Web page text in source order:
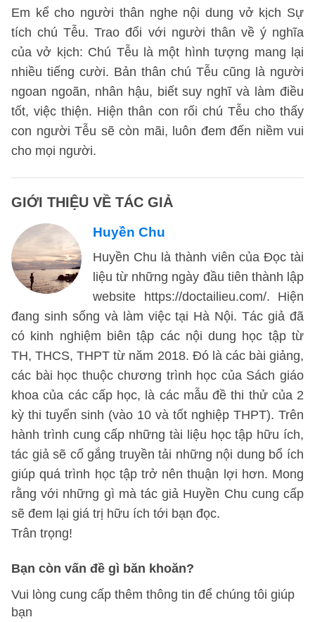
Em kể cho người thân nghe nội dung vở kịch Sự
tích chú Tễu. Trao đổi với người thân về ý nghĩa
của vở kịch: Chú Tễu là một hình tượng mang lại
nhiều tiếng cười. Bản thân chú Tễu cũng là người
ngoan ngoãn, nhân hậu, biết suy nghĩ và làm điều
tốt, việc thiện. Hiện thân con rối chú Tễu cho thấy
con người Tễu sẽ còn mãi, luôn đem đến niềm vui
cho mọi người.
GIỚI THIỆU VỀ TÁC GIẢ
Huyền Chu
Huyền Chu là thành viên của Đọc tài
liệu từ những ngày đầu tiên thành lập
website https://doctailieu.com/. Hiện
đang sinh sống và làm việc tại Hà Nội. Tác giả đã
có kinh nghiệm biên tập các nội dung học tập từ
TH, THCS, THPT từ năm 2018. Đó là các bài giảng,
các bài học thuộc chương trình học của Sách giáo
khoa của các cấp học, là các mẫu đề thi thử của 2
kỳ thi tuyển sinh (vào 10 và tốt nghiệp THPT). Trên
hành trình cung cấp những tài liệu học tập hữu ích,
tác giả sẽ cố gắng truyền tải những nội dung bổ ích
giúp quá trình học tập trở nên thuận lợi hơn. Mong
rằng với những gì mà tác giả Huyền Chu cung cấp
sẽ đem lại giá trị hữu ích tới bạn đọc.
Trân trọng!
Bạn còn vấn đề gì băn khoăn?
Vui lòng cung cấp thêm thông tin để chúng tôi giúp
bạn